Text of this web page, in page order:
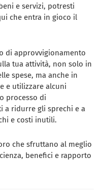
e servizi, potresti
che entra in gioco il
di approvvigionamento
tua attività, non solo in
spese, ma anche in
e utilizzare alcuni
processo di
a ridurre gli sprechi e a
e costi inutili.
che sfruttano al meglio
benefici e rapporto